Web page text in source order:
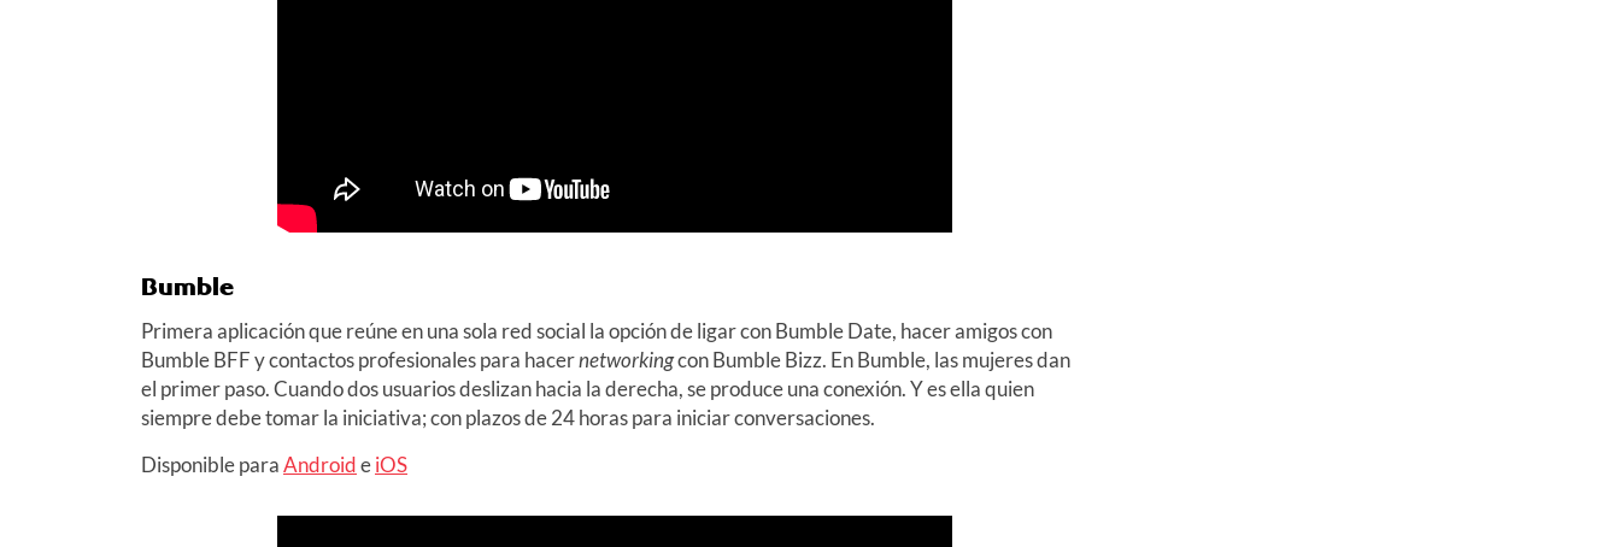
Bumble
Primera aplicación que reúne en una sola red social la opción de ligar con Bumble Date, hacer amigos con
Bumble BFF y contactos profesionales para hacernetworkingcon Bumble Bizz. En Bumble, las mujeres dan
el primer paso. Cuando dos usuarios deslizan hacia la derecha, se produce una conexión. Y es ella quien
siempre debe tomar la iniciativa; con plazos de 24 horas para iniciar conversaciones.
Disponible paraAndroideiOS